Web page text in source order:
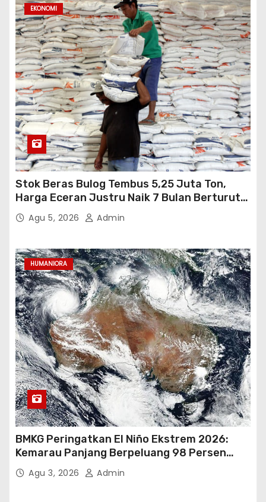
EKONOMI
Stok Beras Bulog Tembus 5,25 Juta Ton,
Harga Eceran Justru Naik 7 Bulan Berturut-
TurutAgu 5, 2026 Admin
HUMANIORA
BMKG Peringatkan El Niño Ekstrem 2026:
Kemarau Panjang Berpeluang 98 Persen
hingga Awal 2027
Agu 3, 2026 Admin